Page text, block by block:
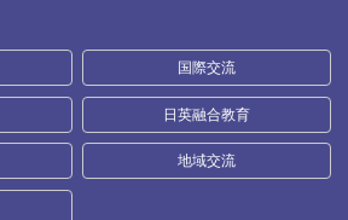
国際交流
日英融合教育
地域交流